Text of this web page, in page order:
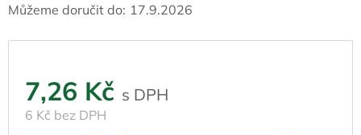
Můžeme doručit do: 17.9.2026
7,26 Kč
6 Kč bez DPH